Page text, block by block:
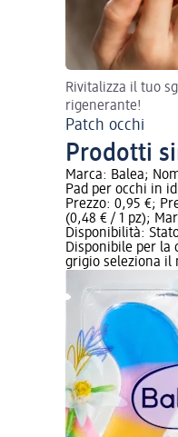
Rivitalizza il tuo
rigenerante!
Patch occhi
Prodotti
Marca: Balea;
Pad per occhi in
Prezzo: 0,95 €;
(0,48 € / 1 pz);
Disponibilità:
Disponibile per la
grigio seleziona il